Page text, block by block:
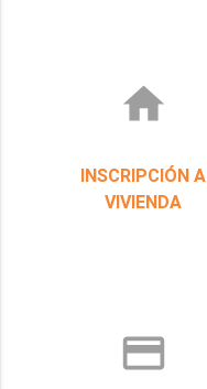
home
INSCRIPCIÓN A
VIVIENDA
credit_card